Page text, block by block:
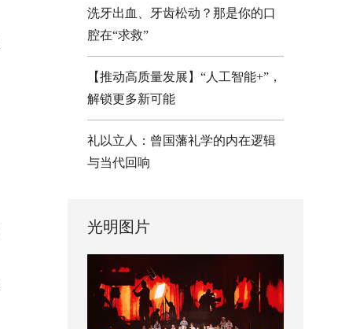
洗牙出血、牙齿松动？那是你的口
腔在“求救”
【推动高质量发展】“人工智能+”，
解锁更多新可能
礼以立人：曾国藩礼学的内在逻辑
与当代回响
光明图片